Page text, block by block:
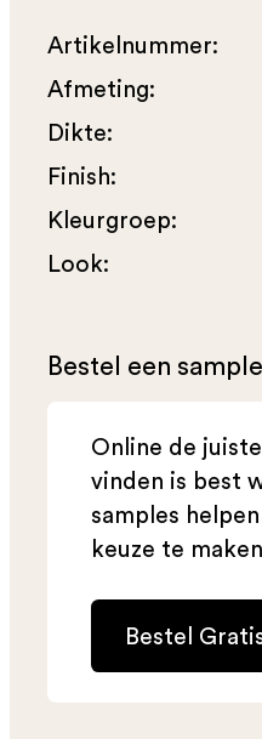
Artikelnummer:
Afmeting:
Dikte:
Finish:
Kleurgroep:
Look:
Bestel een sample
Online de
vinden is best
samples
keuze te
Bestel